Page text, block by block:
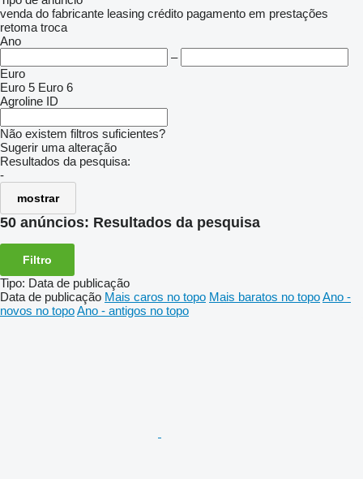
venda do fabricante leasing crédito pagamento em prestações
retoma troca
Ano
–
Euro
Euro 5 Euro 6
Agroline ID
Não existem filtros suficientes?
Sugerir uma alteração
Resultados da pesquisa:
-
mostrar
50 anúncios: Resultados da pesquisa
Filtro
Tipo: Data de publicação
Data de publicação Mais caros no topo Mais baratos no topoAno -
novos no topoAno - antigos no topo